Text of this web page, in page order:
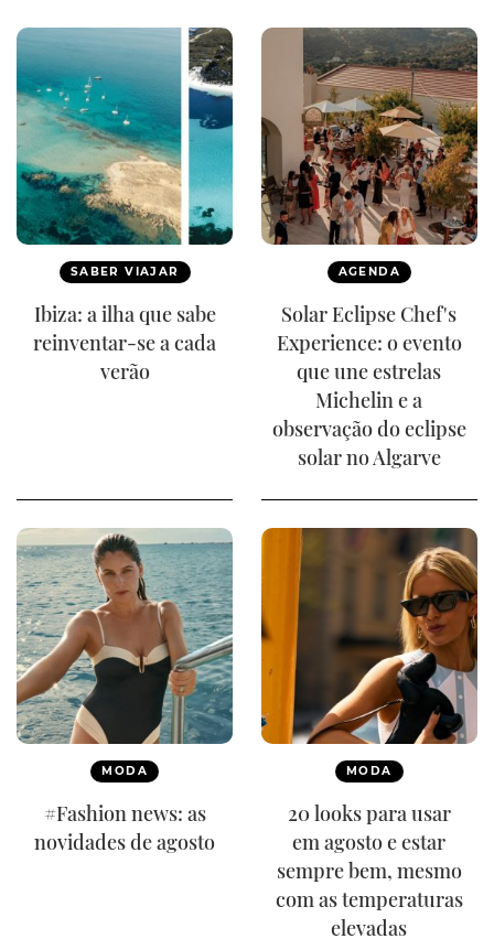
SABER VIAJAR
Ibiza: a ilha que sabe
reinventar-se a cada
verão
AGENDA
Solar Eclipse Chef's
Experience: o evento
que une estrelas
Michelin e a
observação do eclipse
solar no Algarve
MODA
#Fashion news: as
novidades de agosto
MODA
20 looks para usar
em agosto e estar
sempre bem, mesmo
com as temperaturas
elevadas